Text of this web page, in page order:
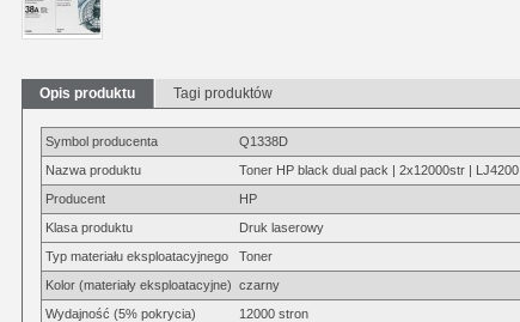
Opis produktu Tagi produktów
Symbol producenta
Q1338D
Nazwa produktu
Toner HP black dual pack | 2x12000str | LJ4200
Producent
HP
Klasa produktu
Druk laserowy
Typ materiału eksploatacyjnego
Toner
Kolor (materiały eksploatacyjne) czarny
Wydajność (5% pokrycia)
12000 stron